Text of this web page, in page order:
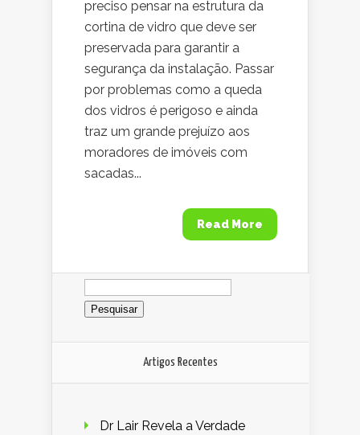
preciso pensar na estrutura da
cortina de vidro que deve ser
preservada para garantir a
segurança da instalação. Passar
por problemas como a queda
dos vidros é perigoso e ainda
traz um grande prejuízo aos
moradores de imóveis com
sacadas...
Read More
Pesquisar
por:
Artigos Recentes
Dr Lair Revela a Verdade